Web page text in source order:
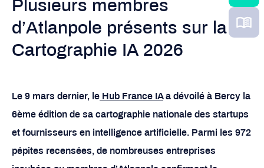
Plusieurs membres
d’Atlanpole présents sur la
Cartographie IA 2026
Le 9 mars dernier, le Hub France IAa dévoilé à Bercy la
6ème édition de sa cartographie nationale des startups
et fournisseurs en intelligence artificielle. Parmi les 972
pépites recensées, de nombreuses entreprises